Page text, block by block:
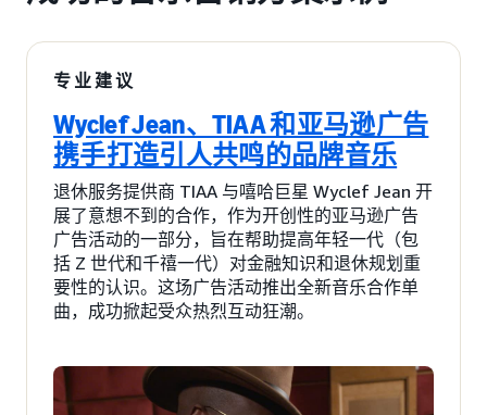
专业建议
Wyclef Jean、TIAA 和亚马逊广告
携手打造引人共鸣的品牌音乐
退休服务提供商 TIAA 与嘻哈巨星 Wyclef Jean 开
展了意想不到的合作，作为开创性的亚马逊广告
广告活动的一部分，旨在帮助提高年轻一代（包
括 Z 世代和千禧一代）对金融知识和退休规划重
要性的认识。这场广告活动推出全新音乐合作单
曲，成功掀起受众热烈互动狂潮。